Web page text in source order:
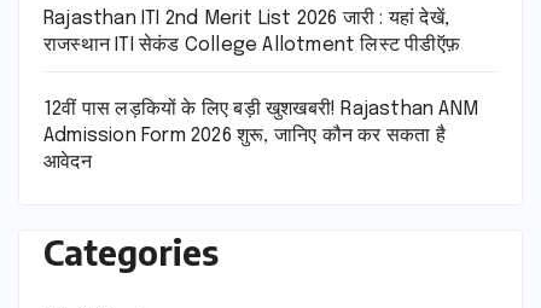
Rajasthan ITI 2nd Merit List 2026 जारी : यहां देखें,
राजस्थान ITI सेकंड College Allotment लिस्ट पीडीऍफ़
12वीं पास लड़कियों के लिए बड़ी खुशखबरी! Rajasthan ANM
Admission Form 2026 शुरू, जानिए कौन कर सकता है
आवेदन
Categories